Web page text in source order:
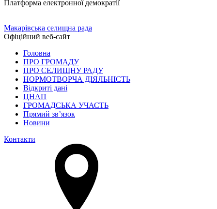
Платформа електронної демократії
Макарівська селищна рада
Офіційний веб-сайт
Головна
ПРО ГРОМАДУ
ПРО СЕЛИЩНУ РАДУ
НОРМОТВОРЧА ДІЯЛЬНІСТЬ
Відкриті дані
ЦНАП
ГРОМАДСЬКА УЧАСТЬ
Прямий зв’язок
Новини
Контакти